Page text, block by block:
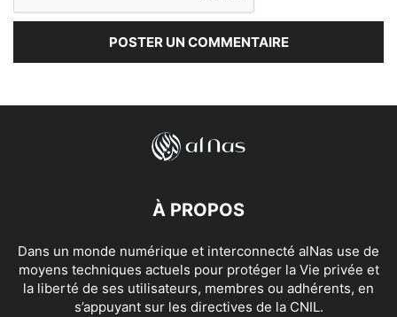
À PROPOS
Dans un monde numérique et interconnecté alNas use de
moyens techniques actuels pour protéger la Vie privée et
la liberté de ses utilisateurs, membres ou adhérents, en
s’appuyant sur les directives de la CNIL.